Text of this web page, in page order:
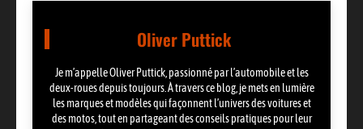
Oliver Puttick
Je m’appelle Oliver Puttick, passionné par l’automobile et les
deux-roues depuis toujours. À travers ce blog, je mets en lumière
les marques et modèles qui façonnent l’univers des voitures et
des motos, tout en partageant des conseils pratiques pour leur